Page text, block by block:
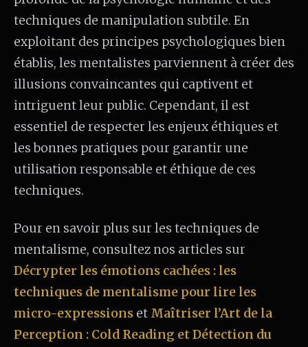
techniques de manipulation subtile. En
exploitant des principes psychologiques bien
établis, les mentalistes parviennent à créer des
illusions convaincantes qui captivent et
intriguent leur public. Cependant, il est
essentiel de respecter les enjeux éthiques et
les bonnes pratiques pour garantir une
utilisation responsable et éthique de ces
techniques.
Pour en savoir plus sur les techniques de
mentalisme, consultez nos articles sur
Décrypter les émotions cachées : les
techniques de mentalisme pour lire les
micro-expressions et Maîtriser l’Art de la
Perception : Cold Reading et Détection du